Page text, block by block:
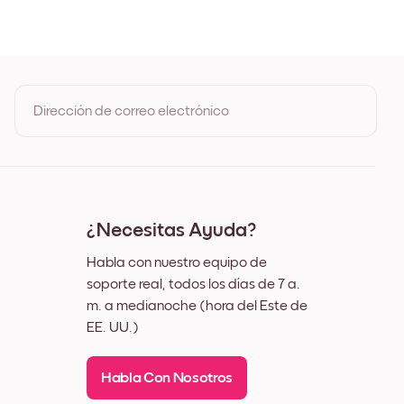
Dirección de correo electrónico
¿Necesitas Ayuda?
Habla con nuestro equipo de
soporte real, todos los días de 7 a.
m. a medianoche (hora del Este de
EE. UU.)
Habla Con Nosotros